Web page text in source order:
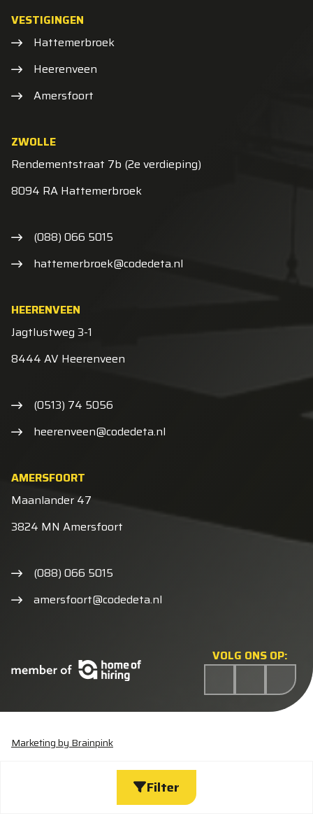
Filter
VOLG ONS OP:
VESTIGINGEN
Hattemerbroek
Heerenveen
Amersfoort
ZWOLLE
Rendementstraat 7b (2e verdieping)
8094 RA Hattemerbroek
(088) 066 5015
hattemerbroek@codedeta.nl
HEERENVEEN
Jagtlustweg 3-1
8444 AV Heerenveen
(0513) 74 5056
heerenveen@codedeta.nl
AMERSFOORT
Maanlander 47
3824 MN Amersfoort
(088) 066 5015
amersfoort@codedeta.nl
Algemene voorwaarden
Privacyverklaring
Marketing by Brainpink